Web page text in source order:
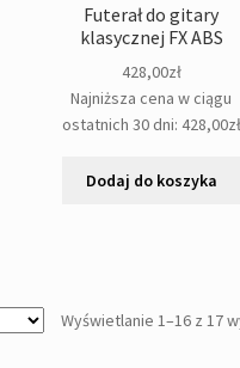
Futerał do gitary
klasycznej FX ABS
428,00zł
Najniższa cena w ciągu
ostatnich 30 dni: 428,00zł
Dodaj do koszyka
Wyświetlanie 1–16 z 17